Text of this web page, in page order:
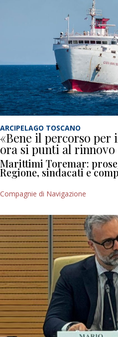
ARCIPELAGO TOSCANO
«Bene il percorso per
ora si punti al
Marittimi Toremar:
Regione, sindacati e
Compagnie di Navigazione